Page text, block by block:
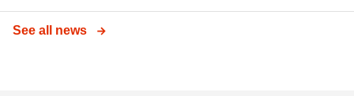
See all news